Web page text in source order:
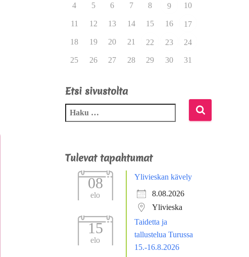
4 5 6 7 8 9 10
11 12 13 14 15 16 17
18 19 20 21 22 23 24
25 26 27 28 29 30 31
Etsi sivustolta
Tulevat tapahtumat
08
elo
Ylivieskan kävely
8.08.2026
Ylivieska
15
elo
Taidetta ja
tallustelua Turussa
15.-16.8.2026